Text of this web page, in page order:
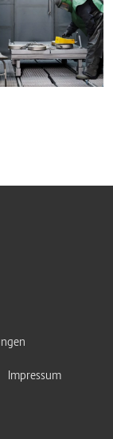
Impressum